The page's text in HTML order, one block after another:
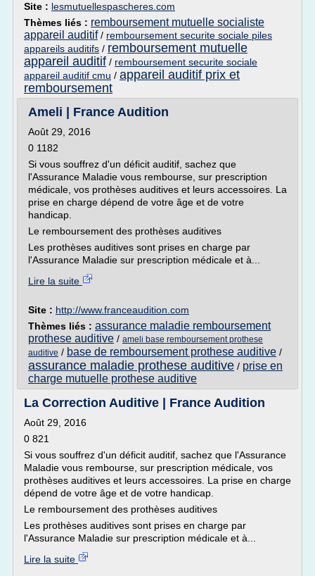
Site : lesmutuellespascheres.com
Thèmes liés : remboursement mutuelle socialiste
appareil auditif/ remboursement securite sociale piles
appareils auditifs / remboursement mutuelle
appareil auditif / remboursement securite sociale
appareil auditif cmu / appareil auditif prix et
remboursement
Ameli | France Audition
Août 29, 2016
0 1182
Si vous souffrez d'un déficit auditif, sachez que
l'Assurance Maladie vous rembourse, sur prescription
médicale, vos prothèses auditives et leurs accessoires. La
prise en charge dépend de votre âge et de votre
handicap.
Le remboursement des prothèses auditives
Les prothèses auditives sont prises en charge par
l'Assurance Maladie sur prescription médicale et à...
Lire la suite
Site : http://www.franceaudition.com
Thèmes liés : assurance maladie remboursement
prothese auditive / ameli base remboursement prothese
auditive / base de remboursement prothese auditive /
assurance maladie prothese auditive / prise en
charge mutuelle prothese auditive
La Correction Auditive | France Audition
Août 29, 2016
0 821
Si vous souffrez d'un déficit auditif, sachez que l'Assurance
Maladie vous rembourse, sur prescription médicale, vos
prothèses auditives et leurs accessoires. La prise en charge
dépend de votre âge et de votre handicap.
Le remboursement des prothèses auditives
Les prothèses auditives sont prises en charge par
l'Assurance Maladie sur prescription médicale et à...
Lire la suite